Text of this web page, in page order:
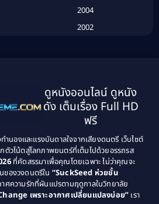
(134)
หนังคลาสสิก(21)
หนังคลาสสิก(25)
ตลก(46)
ตลก(515)
2004
2002
1994
1992
1988
1986
1984
1982
ดูหนังออนไลน์ ดูหนัง
ดัง เต็มเรื่อง Full HD
ฟรี
องและแรงบันดาลใจจากเสียงดนตรี เว็บไซต์
ตัวโน้ตสู่โลกภาพยนตร์ที่เต็มไปด้วยอรรถรส
ที่คัดสรรมาเพื่อคุณโดยเฉพาะ ไม่ว่าคุณจะ
ของวงดนตรีใน “SuckSeed ห่วยขั้น
ศความรักที่ผันแปรตามฤดูกาลในวิทยาลัย
เพราะอากาศเปลี่ยนแปลงบ่อย” เรา